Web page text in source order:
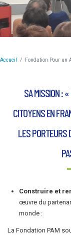
Accueil Fondation Pour un
SA MISSION :
CITOYENS EN
LES PORTEURS
Construire et
œuvre du
monde :
La Fondation PAM